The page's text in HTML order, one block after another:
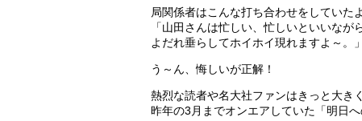
局関係者はこんな打ち合わせをしていた
「山田さんは忙しい、忙しいといいなが
よだれ垂らしてホイホイ現れますよ～。」
う～ん、悔しいが正解！
熱烈な読者や名大社ファンはきっと大き
昨年の3月までオンエアしていた「明日